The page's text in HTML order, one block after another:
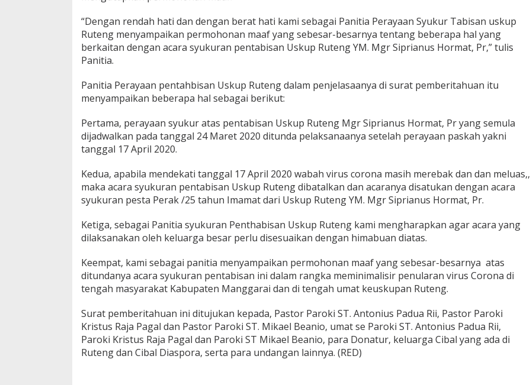
“Dengan rendah hati dan dengan berat hati kami sebagai Panitia Perayaan Syukur Tabisan uskup
Ruteng menyampaikan permohonan maaf yang sebesar-besarnya tentang beberapa hal yang
berkaitan dengan acara syukuran pentabisan Uskup Ruteng YM. Mgr Siprianus Hormat, Pr,” tulis
Panitia.
Panitia Perayaan pentahbisan Uskup Ruteng dalam penjelasaanya di surat pemberitahuan itu
menyampaikan beberapa hal sebagai berikut:
Pertama, perayaan syukur atas pentabisan Uskup Ruteng Mgr Siprianus Hormat, Pr yang semula
dijadwalkan pada tanggal 24 Maret 2020 ditunda pelaksanaanya setelah perayaan paskah yakni
tanggal 17 April 2020.
Kedua, apabila mendekati tanggal 17 April 2020 wabah virus corona masih merebak dan dan meluas,,
maka acara syukuran pentabisan Uskup Ruteng dibatalkan dan acaranya disatukan dengan acara
syukuran pesta Perak /25 tahun Imamat dari Uskup Ruteng YM. Mgr Siprianus Hormat, Pr.
Ketiga, sebagai Panitia syukuran Penthabisan Uskup Ruteng kami mengharapkan agar acara yang
dilaksanakan oleh keluarga besar perlu disesuaikan dengan himabuan diatas.
Keempat, kami sebagai panitia menyampaikan permohonan maaf yang sebesar-besarnya atas
ditundanya acara syukuran pentabisan ini dalam rangka meminimalisir penularan virus Corona di
tengah masyarakat Kabupaten Manggarai dan di tengah umat keuskupan Ruteng.
Surat pemberitahuan ini ditujukan kepada, Pastor Paroki ST. Antonius Padua Rii, Pastor Paroki
Kristus Raja Pagal dan Pastor Paroki ST. Mikael Beanio, umat se Paroki ST. Antonius Padua Rii,
Paroki Kristus Raja Pagal dan Paroki ST Mikael Beanio, para Donatur, keluarga Cibal yang ada di
Ruteng dan Cibal Diaspora, serta para undangan lainnya. (RED)